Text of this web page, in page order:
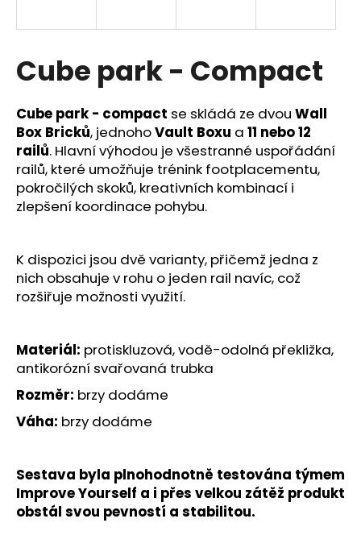
Cube park - Compact
Cube park - compact se skládá ze dvou Wall
Box Bricků, jednohoVault Boxu a 11 nebo 12
railů. Hlavní výhodou je všestranné uspořádání
railů, které umožňuje trénink footplacementu,
pokročilých skoků, kreativních kombinací i
zlepšení koordinace pohybu.
K dispozici jsou dvě varianty, přičemž jedna z
nich obsahuje v rohu o jeden rail navíc, což
rozšiřuje možnosti využití.
Materiál: protiskluzová, vodě-odolná překližka,
antikorózní svařovaná trubka
Rozměr: brzy dodáme
Váha: brzy dodáme
Sestava byla plnohodnotně testována týmem
Improve Yourself a i přes velkou zátěž produkt
obstál svou pevností a stabilitou.
í
t
?
HLEDAT
D
o
p
u
č
j
e
PRECIS
BOX